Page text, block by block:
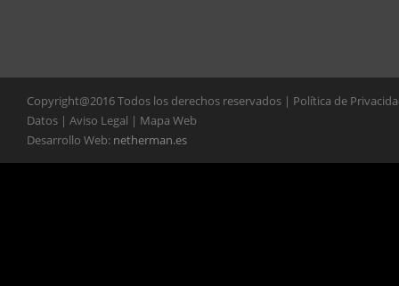
Copyright@2016 Todos los derechos reservados | Política de
Datos | Aviso Legal | Mapa Web
Desarrollo Web: netherman.es